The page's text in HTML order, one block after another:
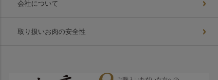
会社について
取り扱いお肉の安全性